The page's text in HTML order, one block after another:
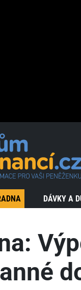
DÁVKY A